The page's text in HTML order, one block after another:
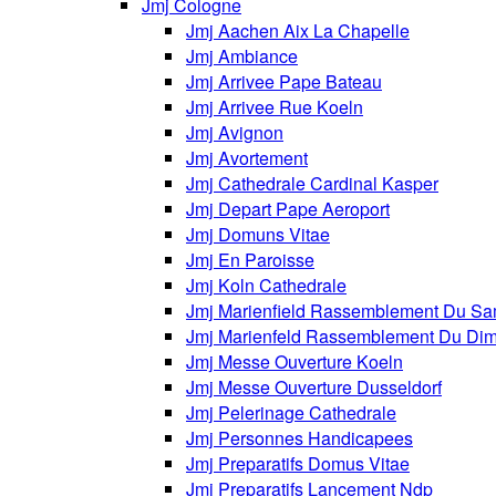
Jmj Cologne
Jmj Aachen Aix La Chapelle
Jmj Ambiance
Jmj Arrivee Pape Bateau
Jmj Arrivee Rue Koeln
Jmj Avignon
Jmj Avortement
Jmj Cathedrale Cardinal Kasper
Jmj Depart Pape Aeroport
Jmj Domuns Vitae
Jmj En Paroisse
Jmj Koln Cathedrale
Jmj Marienfield Rassemblement Du
Jmj Marienfeld Rassemblement Du
Jmj Messe Ouverture Koeln
Jmj Messe Ouverture Dusseldorf
Jmj Pelerinage Cathedrale
Jmj Personnes Handicapees
Jmj Preparatifs Domus Vitae
Jmj Preparatifs Lancement Ndp